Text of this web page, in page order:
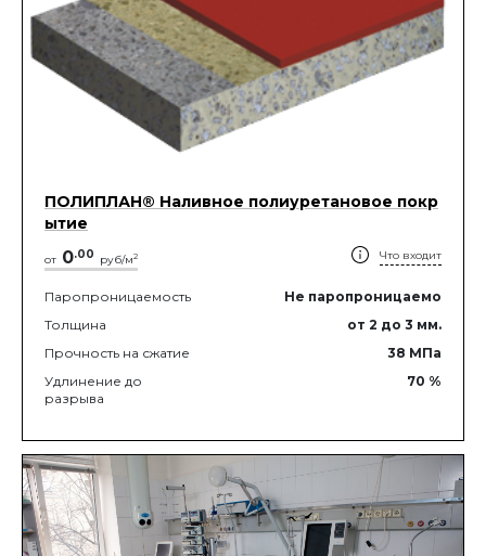
ПОЛИПЛАН® Наливное полиуретановое покр
ытие
от 0.00 руб/м2 Что входит
Паропроницаемость
Не паропроницаемо
Толщина
от 2 до 3 мм.
Прочность на сжатие
38 МПа
Удлинение до
разрыва
70 %